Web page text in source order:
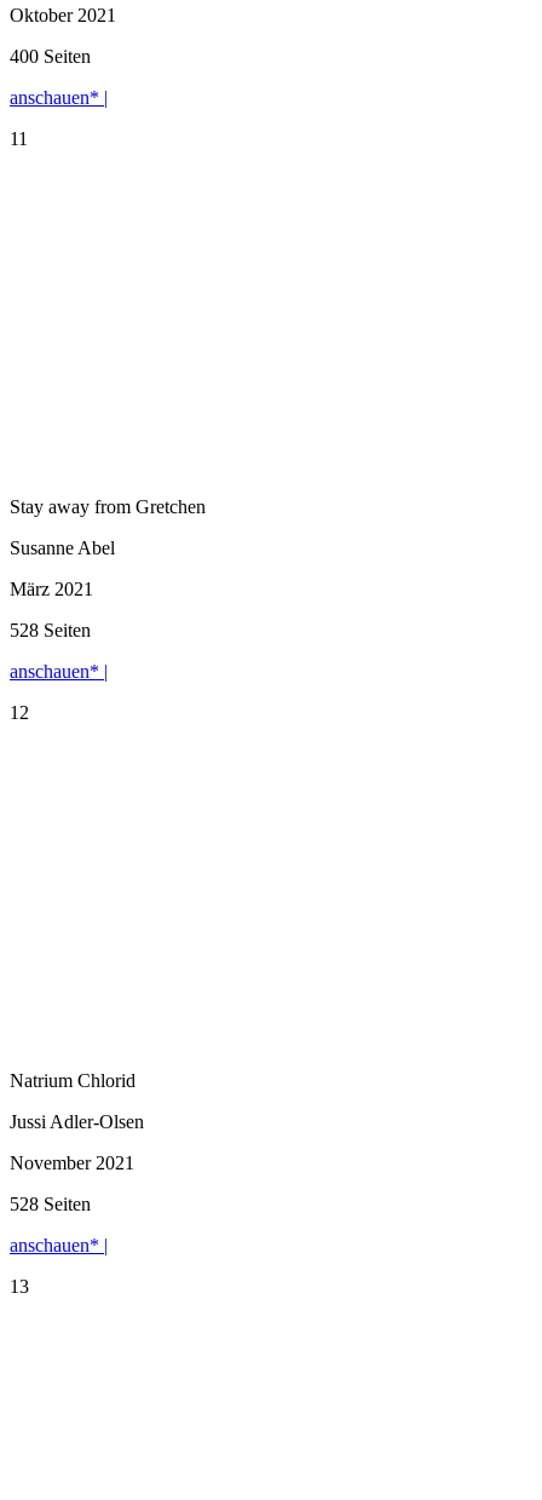
Oktober 2021
400 Seiten
anschauen* |
11
Stay away from Gretchen
Susanne Abel
März 2021
528 Seiten
anschauen* |
12
Natrium Chlorid
Jussi Adler-Olsen
November 2021
528 Seiten
anschauen* |
13